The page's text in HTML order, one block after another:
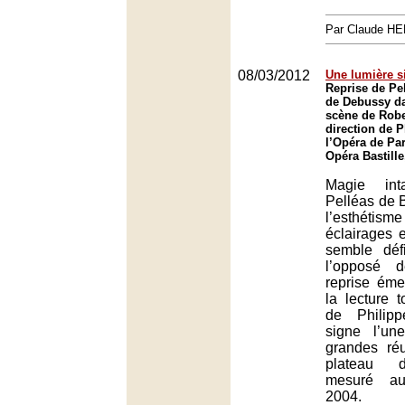
Par Claude
08/03/2012
Une lumière
Reprise de
de Debussy
scène de
direction de
l’Opéra de
Opéra
Magie
Pelléas de
éclairages
semble
l’opposé
reprise
la lecture
de
signe
grandes
plateau
mesuré
2004.